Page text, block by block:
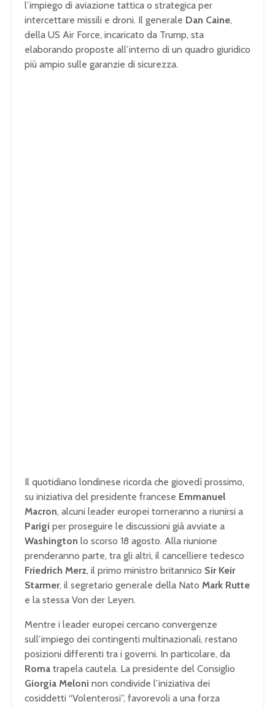
l’impiego di aviazione tattica o strategica per
intercettare missili e droni. Il generale Dan Caine,
della US Air Force, incaricato da Trump, sta
elaborando proposte all’interno di un quadro giuridico
più ampio sulle garanzie di sicurezza.
Il quotidiano londinese ricorda che giovedì prossimo,
su iniziativa del presidente francese Emmanuel
Macron, alcuni leader europei torneranno a riunirsi a
Parigi per proseguire le discussioni già avviate a
Washington lo scorso 18 agosto. Alla riunione
prenderanno parte, tra gli altri, il cancelliere tedesco
Friedrich Merz, il primo ministro britannico Sir Keir
Starmer, il segretario generale della Nato Mark Rutte
e la stessa Von der Leyen.
Mentre i leader europei cercano convergenze
sull’impiego dei contingenti multinazionali, restano
posizioni differenti tra i governi. In particolare, da
Roma trapela cautela. La presidente del Consiglio
Giorgia Meloni non condivide l’iniziativa dei
cosiddetti “Volenterosi”, favorevoli a una forza